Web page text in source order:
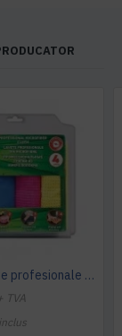
Set 4 lavete profesionale din microfibre Sano Sushi
+ TVA